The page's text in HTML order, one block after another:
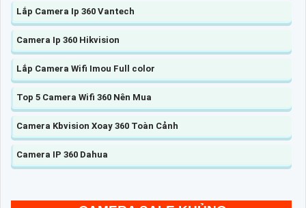
Lắp Camera Ip 360 Vantech
Camera Ip 360 Hikvision
Lắp Camera Wifi Imou Full color
Top 5 Camera Wifi 360 Nên Mua
Camera Kbvision Xoay 360 Toàn Cảnh
Camera IP 360 Dahua